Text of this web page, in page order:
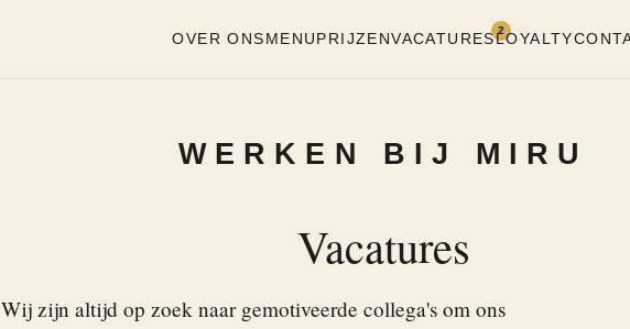
OVER ONSMENUPRIJZENVACATURES2
LOYALTY
WERKEN BIJ MIRU
Vacatures
Wij zijn altijd op zoek naar gemotiveerde collega's om ons